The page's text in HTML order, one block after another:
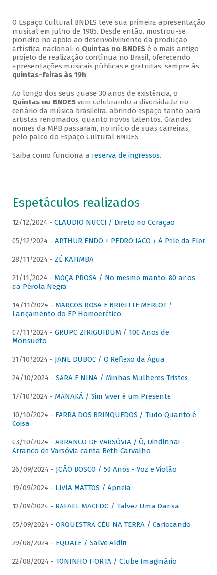
O Espaço Cultural BNDES teve sua primeira apresentação
musical em julho de 1985. Desde então, mostrou-se
pioneiro no apoio ao desenvolvimento da produção
artística nacional: o Quintas no BNDESé o mais antigo
projeto de realização contínua no Brasil, oferecendo
apresentações musicais públicas e gratuitas, sempre às
quintas-feiras às 19h.
Ao longo dos seus quase 30 anos de existência, o
Quintas no BNDESvem celebrando a diversidade no
cenário da música brasileira, abrindo espaço tanto para
artistas renomados, quanto novos talentos. Grandes
nomes da MPB passaram, no início de suas carreiras,
pelo palco do Espaço Cultural BNDES.
Saiba como funciona a reserva de ingressos.
Espetáculos realizados
12/12/2024 - CLAUDIO NUCCI / Direto no Coração
05/12/2024 - ARTHUR ENDO + PEDRO IACO / À Pele da Flor
28/11/2024 - ZÉ KATIMBA
21/11/2024 - MOÇA PROSA / No mesmo manto: 80 anos
da Pérola Negra
14/11/2024 - MARCOS ROSA E BRIGITTE MERLOT /
Lançamento do EP Homoerético
07/11/2024 - GRUPO ZIRIGUIDUM / 100 Anos de
Monsueto.
31/10/2024 - JANE DUBOC / O Reflexo da Água
24/10/2024 - SARA E NINA / Minhas Mulheres Tristes
17/10/2024 - MANAKÁ / Sim Viver é um Presente
10/10/2024 - FARRA DOS BRINQUEDOS / Tudo Quanto é
Coisa
03/10/2024 - ARRANCO DE VARSÓVIA / Ô, Dindinha! -
Arranco de Varsóvia canta Beth Carvalho
26/09/2024 - JOÃO BOSCO / 50 Anos - Voz e Violão
19/09/2024 - LIVIA MATTOS / Apneia
12/09/2024 - RAFAEL MACEDO / Talvez Uma Dansa
05/09/2024 - ORQUESTRA CÉU NA TERRA / Cariocando
29/08/2024 - EQUALE / Salve Aldir!
22/08/2024 - TONINHO HORTA / Clube Imaginário